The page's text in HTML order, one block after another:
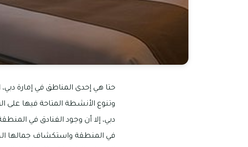
حتا هي إحدى المناطق في إمارة
وتنوع الأنشطة المتاحة فيها على
دبي، إلا أن وجود الفنادق في
في المنطقة واستكشاف جمالها